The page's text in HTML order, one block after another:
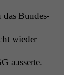
das Bun­des­
wieder
äusserte.